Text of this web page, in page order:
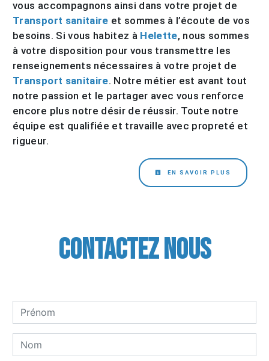
vous accompagnons ainsi dans votre projet de
Transport sanitaire et sommes à l’écoute de vos
besoins. Si vous habitez à Helette, nous sommes
à votre disposition pour vous transmettre les
renseignements nécessaires à votre projet de
Transport sanitaire. Notre métier est avant tout
notre passion et le partager avec vous renforce
encore plus notre désir de réussir. Toute notre
équipe est qualifiée et travaille avec propreté et
rigueur.
EN SAVOIR PLUS
Contactez nous